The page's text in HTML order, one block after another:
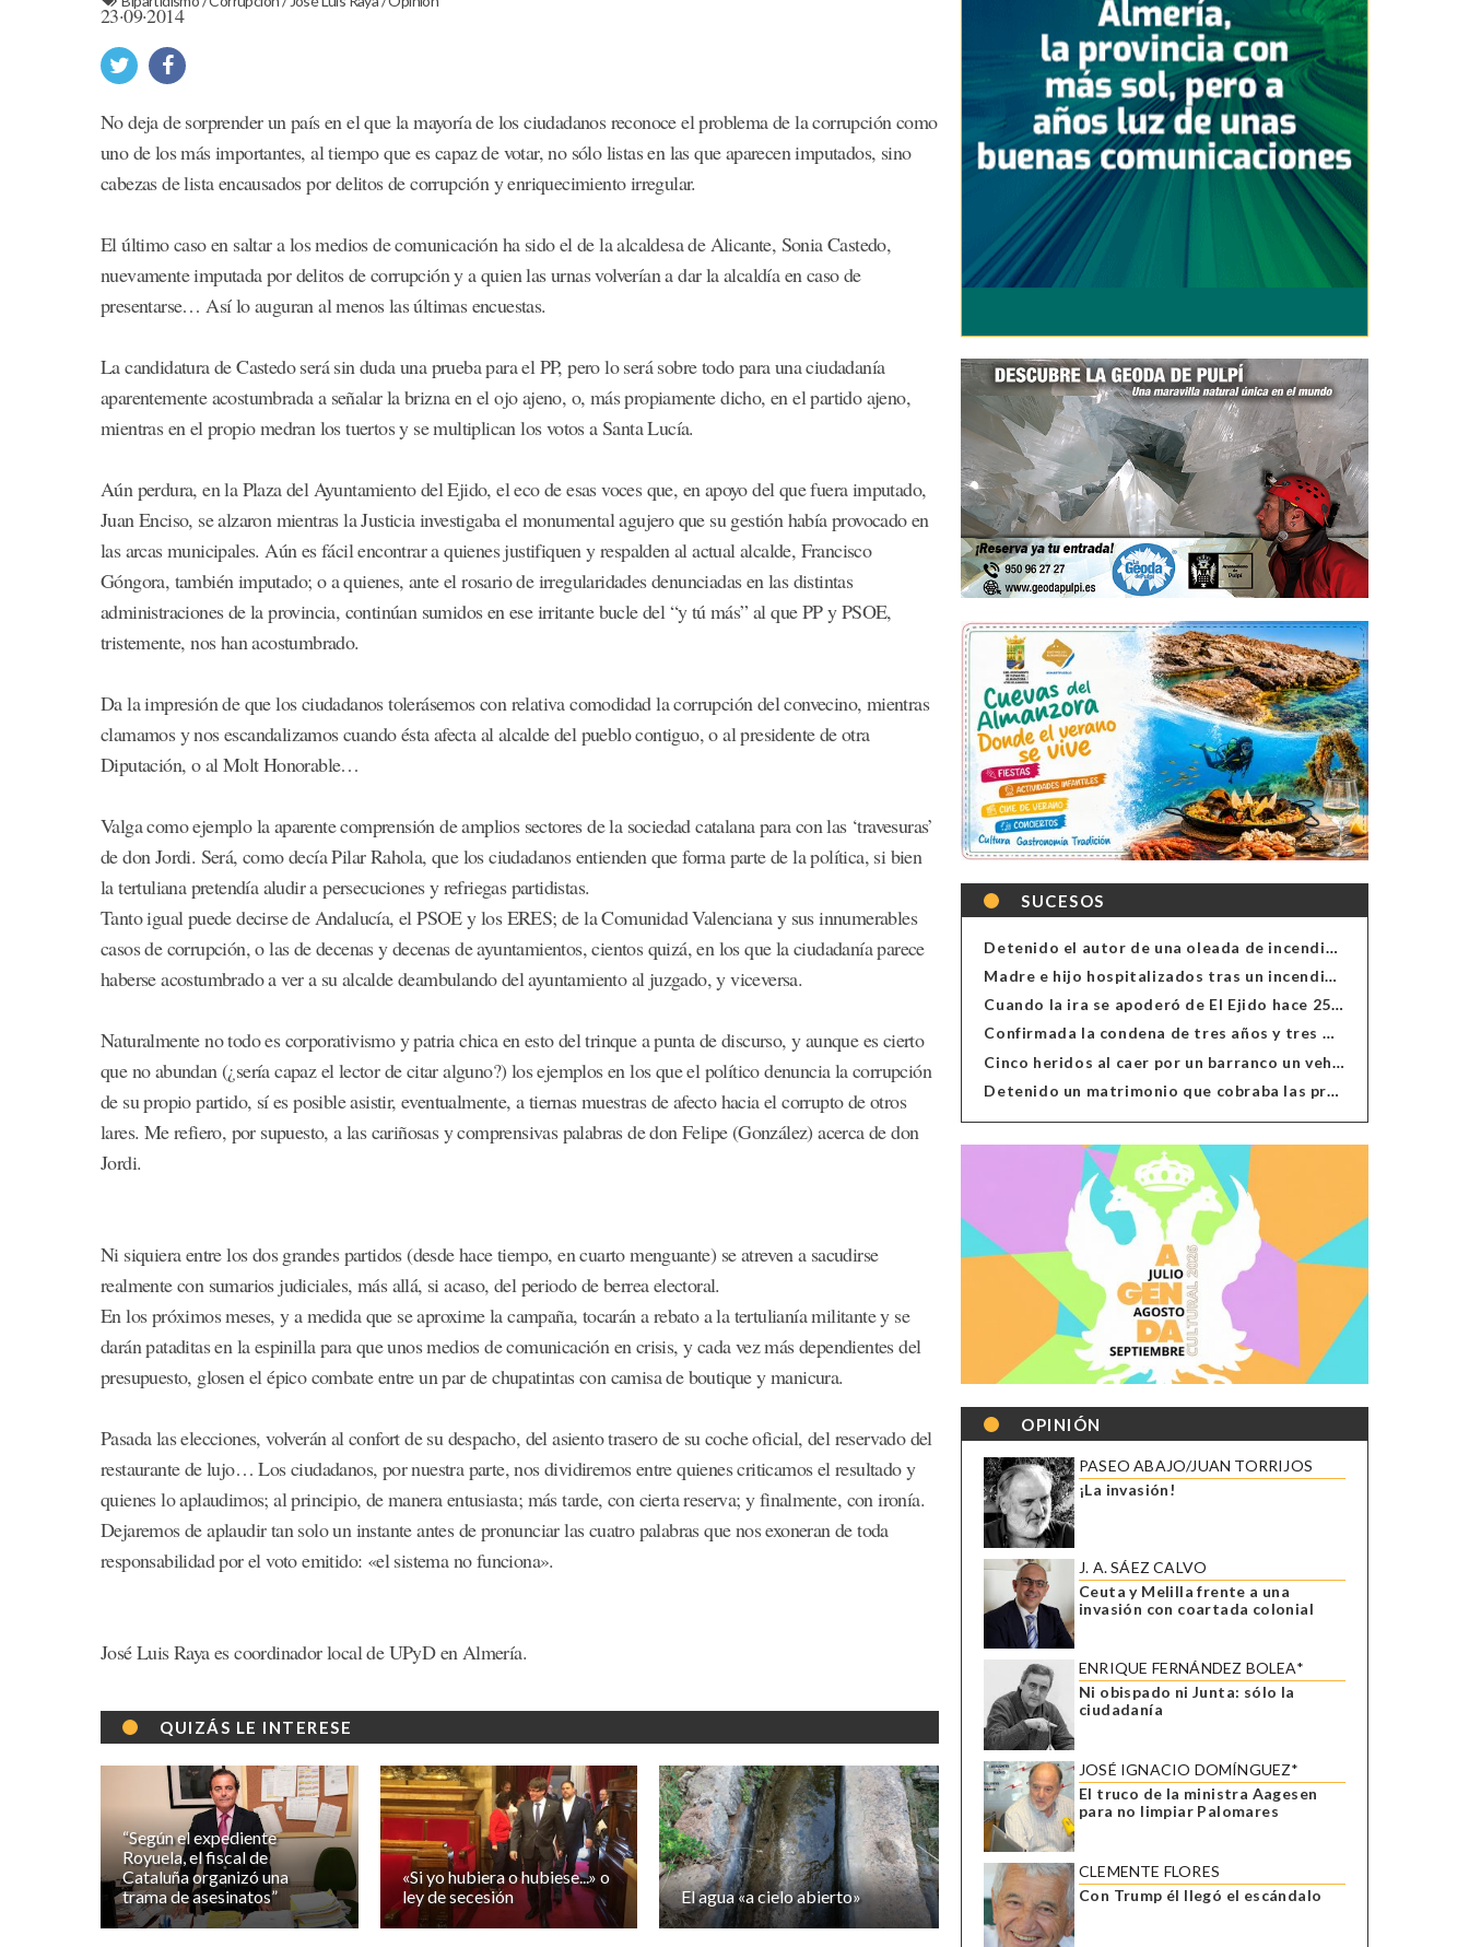
23·09·2014
No deja de sorprender un país en el que la mayoría de los ciudadanos reconoce el problema de la corrupción como
uno de los más importantes, al tiempo que es capaz de votar, no sólo listas en las que aparecen imputados, sino
cabezas de lista encausados por delitos de corrupción y enriquecimiento irregular.
El último caso en saltar a los medios de comunicación ha sido el de la alcaldesa de Alicante, Sonia Castedo,
nuevamente imputada por delitos de corrupción y a quien las urnas volverían a dar la alcaldía en caso de
presentarse… Así lo auguran al menos las últimas encuestas.
La candidatura de Castedo será sin duda una prueba para el PP, pero lo será sobre todo para una ciudadanía
aparentemente acostumbrada a señalar la brizna en el ojo ajeno, o, más propiamente dicho, en el partido ajeno,
mientras en el propio medran los tuertos y se multiplican los votos a Santa Lucía.
Aún perdura, en la Plaza del Ayuntamiento del Ejido, el eco de esas voces que, en apoyo del que fuera imputado,
Juan Enciso, se alzaron mientras la Justicia investigaba el monumental agujero que su gestión había provocado en
las arcas municipales. Aún es fácil encontrar a quienes justifiquen y respalden al actual alcalde, Francisco
Góngora, también imputado; o a quienes, ante el rosario de irregularidades denunciadas en las distintas
administraciones de la provincia, continúan sumidos en ese irritante bucle del “y tú más” al que PP y PSOE,
tristemente, nos han acostumbrado.
Da la impresión de que los ciudadanos tolerásemos con relativa comodidad la corrupción del convecino, mientras
clamamos y nos escandalizamos cuando ésta afecta al alcalde del pueblo contiguo, o al presidente de otra
Diputación, o al Molt Honorable…
Valga como ejemplo la aparente comprensión de amplios sectores de la sociedad catalana para con las ‘travesuras’
de don Jordi. Será, como decía Pilar Rahola, que los ciudadanos entienden que forma parte de la política, si bien
la tertuliana pretendía aludir a persecuciones y refriegas partidistas.
Tanto igual puede decirse de Andalucía, el PSOE y los ERES; de la Comunidad Valenciana y sus innumerables
casos de corrupción, o las de decenas y decenas de ayuntamientos, cientos quizá, en los que la ciudadanía parece
haberse acostumbrado a ver a su alcalde deambulando del ayuntamiento al juzgado, y viceversa.
Naturalmente no todo es corporativismo y patria chica en esto del trinque a punta de discurso, y aunque es cierto
que no abundan (¿sería capaz el lector de citar alguno?) los ejemplos en los que el político denuncia la corrupción
de su propio partido, sí es posible asistir, eventualmente, a tiernas muestras de afecto hacia el corrupto de otros
lares. Me refiero, por supuesto, a las cariñosas y comprensivas palabras de don Felipe (González) acerca de don
Jordi.
Ni siquiera entre los dos grandes partidos (desde hace tiempo, en cuarto menguante) se atreven a sacudirse
realmente con sumarios judiciales, más allá, si acaso, del periodo de berrea electoral.
En los próximos meses, y a medida que se aproxime la campaña, tocarán a rebato a la tertulianía militante y se
darán pataditas en la espinilla para que unos medios de comunicación en crisis, y cada vez más dependientes del
presupuesto, glosen el épico combate entre un par de chupatintas con camisa de boutique y manicura.
Pasada las elecciones, volverán al confort de su despacho, del asiento trasero de su coche oficial, del reservado del
restaurante de lujo… Los ciudadanos, por nuestra parte, nos dividiremos entre quienes criticamos el resultado y
quienes lo aplaudimos; al principio, de manera entusiasta; más tarde, con cierta reserva; y finalmente, con ironía.
Dejaremos de aplaudir tan solo un instante antes de pronunciar las cuatro palabras que nos exoneran de toda
responsabilidad por el voto emitido: «el sistema no funciona».
José Luis Raya es coordinador local de UPyD en Almería.
QUIZÁS LE INTERESE
“Según el expediente
Royuela, el fiscal de
Cataluña organizó una
trama de asesinatos”
«Si yo hubiera o hubiese...» o
ley de secesión
El agua «a cielo abierto»
SUCESOS
Detenido el autor de una oleada de incendios de contenedores en Almería
Madre e hijo hospitalizados tras un incendio en la cocina de una vivienda en Almería
Cuando la ira se apoderó de El Ejido hace 25 años
Confirmada la condena de tres años y tres meses al hombre de Antas acusado de xenofobia
Cinco heridos al caer por un barranco un vehículo en Alcolea
Detenido un matrimonio que cobraba las prestaciones de ilegales en Almería, Granada, Málaga, Huelva y Murcia
OPINIÓN
PASEO ABAJO/JUAN TORRIJOS
¡La invasión!
J. A. SÁEZ CALVO
Ceuta y Melilla frente a una
invasión con coartada colonial
ENRIQUE FERNÁNDEZ BOLEA*
Ni obispado ni Junta: sólo la
ciudadanía
JOSÉ IGNACIO DOMÍNGUEZ*
El truco de la ministra Aagesen
para no limpiar Palomares
CLEMENTE FLORES
Con Trump él llegó el escándalo